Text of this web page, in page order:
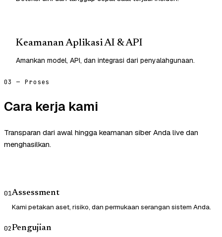
Keamanan Aplikasi AI & API
Amankan model, API, dan integrasi dari penyalahgunaan.
03 — Proses
Cara kerja kami
Transparan dari awal hingga keamanan siber Anda live dan
menghasilkan.
01Assessment
Kami petakan aset, risiko, dan permukaan serangan sistem Anda.
02Pengujian